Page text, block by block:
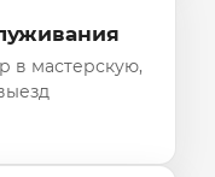
в мастерскую,